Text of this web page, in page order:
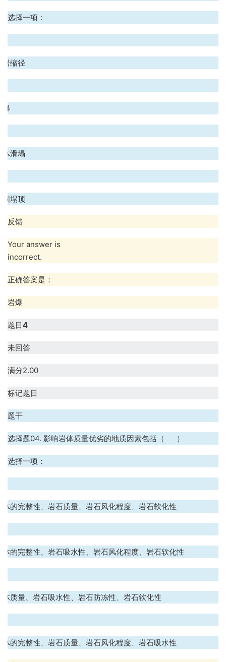
选择一项：
岩缩径
爆
体滑塌
围塌顶
反馈
Your answer is
incorrect.
正确答案是：
岩爆
题目4
未回答
满分2.00
标记题目
题干
选择题04. 影响岩体质量优劣的地质因素包括（ ）
选择一项：
体的完整性、岩石质量、岩石风化程度、岩石软化性
体的完整性、岩石吸水性、岩石风化程度、岩石软化性
体质量、岩石吸水性、岩石防冻性、岩石软化性
体的完整性、岩石质量、岩石风化程度、岩石吸水性